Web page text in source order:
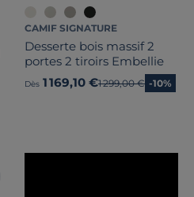
CAMIF SIGNATURE
Desserte bois massif 2
portes 2 tiroirs Embellie
Dès 1 169,10 €Ancien prix
1 299,00 € -10%